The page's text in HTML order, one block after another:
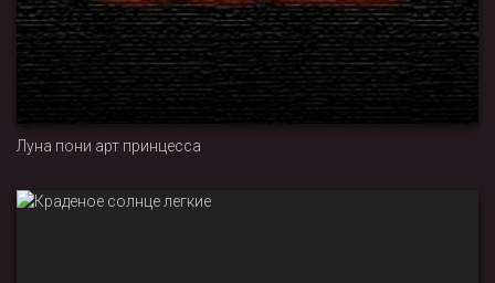
Луна пони арт принцесса